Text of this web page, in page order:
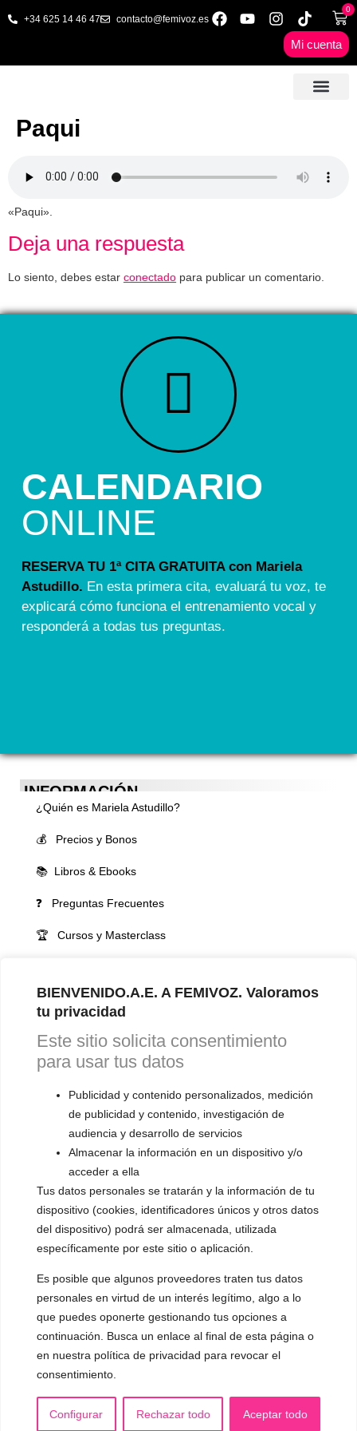
BIENVENIDO.A.E. A FEMIVOZ. Valoramos
tu privacidad
Este sitio solicita consentimiento
para usar tus datos
Publicidad y contenido personalizados, medición
de publicidad y contenido, investigación de
audiencia y desarrollo de servicios
Almacenar la información en un dispositivo y/o
acceder a ella
Tus datos personales se tratarán y la información de tu
dispositivo (cookies, identificadores únicos y otros datos
del dispositivo) podrá ser almacenada, utilizada
específicamente por este sitio o aplicación.
Es posible que algunos proveedores traten tus datos
personales en virtud de un interés legítimo, algo a lo
que puedes oponerte gestionando tus opciones a
continuación. Busca un enlace al final de esta página o
en nuestra política de privacidad para revocar el
consentimiento.
Configurar Rechazar todo Aceptar todo
+34 625 14 46 47 contacto@femivoz.es
0
Mi cuenta
Paqui
«Paqui».
Deja una respuesta
Lo siento, debes estar conectado para publicar un comentario.
CALENDARIO
ONLINE
RESERVA TU 1ª CITA GRATUITA con Mariela
Astudillo. En esta primera cita, evaluará tu voz, te
explicará cómo funciona el entrenamiento vocal y
responderá a todas tus preguntas.
INFORMACIÓN
¿Quién es Mariela Astudillo?
💰 Precios y Bonos
📚 Libros & Ebooks
❓ Preguntas Frecuentes
🏆 Cursos y Masterclass
▪️ Feminización de la voz
▪️ Neutralización de la voz
▪️ Dualización de la voz
▪️ Androginización de la voz
OTRAS SESIONES
▪️ Caracterización de la voz
▪️ Voz virilizada por esteroides
▪️ Modificación del acento
CONTACTO Y CITAS
✅Pide tu CITA ONLINE
WhatsApp :+34 625 14 46 47